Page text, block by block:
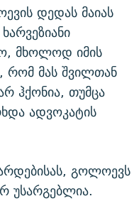
დედას მაიას
მხოლოდ იმის
რომ მას შვილთან
ჰქონია, თუმცა
ადვოკატის
გოლოევს
უსარგებლია.